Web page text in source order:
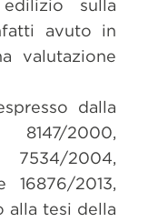
edilizio sulla
avuto in
valutazione
dalla
2000,
2004,
16876/2013,
alla tesi della